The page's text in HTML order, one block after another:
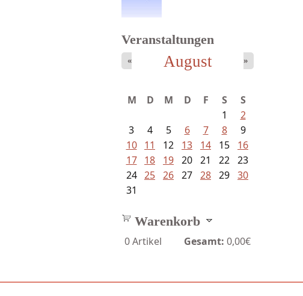
Lachverbot...
Veranstaltungen
August
« »
M D M D F S
S
1
2
3
4 5 6 7 8
9
10
11 12 13 14 15
16
17
18 19 20 21 22 23
24 25 26 27 28 29 30
31
Warenkorb
0Artikel Gesamt: 0,00€